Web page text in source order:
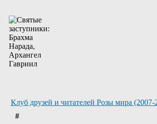
Клуб друзей и читателей Розы мира (2007-
#